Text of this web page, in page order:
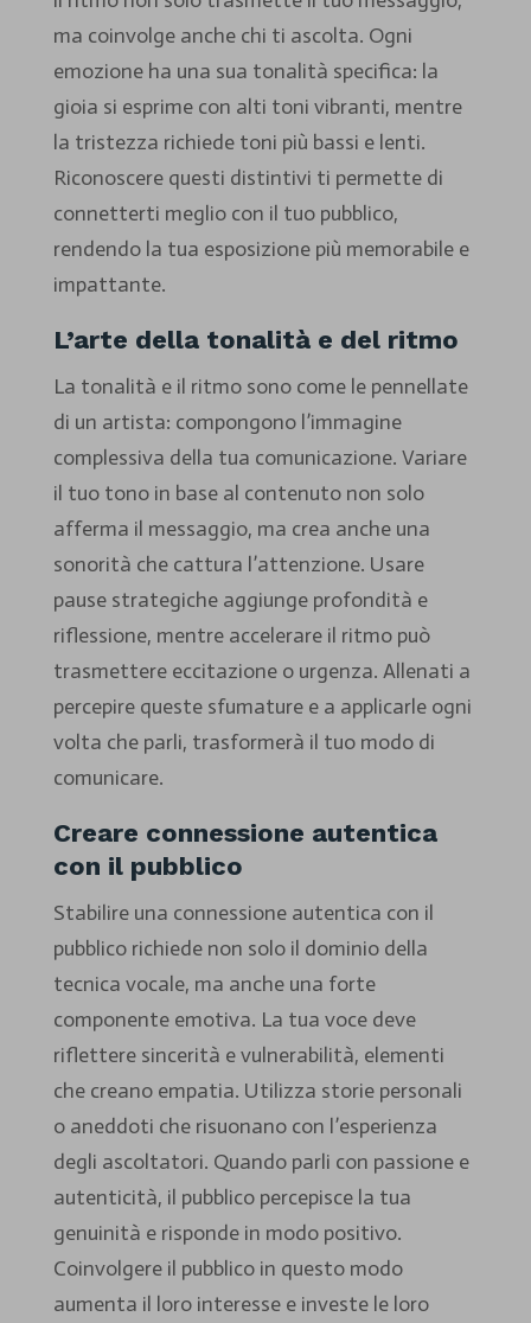
ma coinvolge anche chi ti ascolta. Ogni
emozione ha una sua tonalità specifica: la
gioia si esprime con alti toni vibranti, mentre
la tristezza richiede toni più bassi e lenti.
Riconoscere questi distintivi ti permette di
connetterti meglio con il tuo pubblico,
rendendo la tua esposizione più memorabile e
impattante.
L’arte della tonalità e del ritmo
La tonalità e il ritmo sono come le pennellate
di un artista: compongono l’immagine
complessiva della tua comunicazione. Variare
il tuo tono in base al contenuto non solo
afferma il messaggio, ma crea anche una
sonorità che cattura l’attenzione. Usare
pause strategiche aggiunge profondità e
riflessione, mentre accelerare il ritmo può
trasmettere eccitazione o urgenza. Allenati a
percepire queste sfumature e a applicarle ogni
volta che parli, trasformerà il tuo modo di
comunicare.
Creare connessione autentica
con il pubblico
Stabilire una connessione autentica con il
pubblico richiede non solo il dominio della
tecnica vocale, ma anche una forte
componente emotiva. La tua voce deve
riflettere sincerità e vulnerabilità, elementi
che creano empatia. Utilizza storie personali
o aneddoti che risuonano con l’esperienza
degli ascoltatori. Quando parli con passione e
autenticità, il pubblico percepisce la tua
genuinità e risponde in modo positivo.
Coinvolgere il pubblico in questo modo
aumenta il loro interesse e investe le loro